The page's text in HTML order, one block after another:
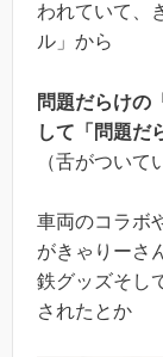
われていて、
ル」から
問題だらけの
して「問題だ
（舌がつい
車両のコラボ
がきゃりーさ
鉄グッズそし
されたとか